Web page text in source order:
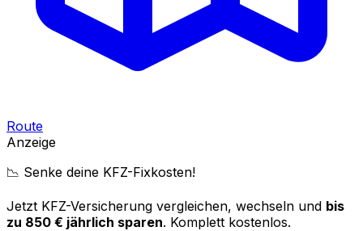
Route
Anzeige
📉 Senke deine KFZ-Fixkosten!
Jetzt KFZ-Versicherung vergleichen, wechseln und bis
zu 850 € jährlich sparen. Komplett kostenlos.